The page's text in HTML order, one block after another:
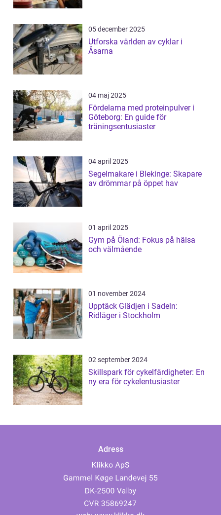
05 december 2025
Utforska världen av cyklar i
Åsarna
04 maj 2025
Fördelarna med proteinpulver i
Göteborg: En guide för
träningsentusiaster
04 april 2025
Segelmakare i Blekinge: Skapare
av drömmar på öppet hav
01 april 2025
Gym på Öland: Fokus på hälsa
och välmående
01 november 2024
Upptäck Glädjen i Sadeln:
Ridläger i Stockholm
02 september 2024
Skillspark för cykelfärdigheter: En
ny era för cykelentusiaster
Adress